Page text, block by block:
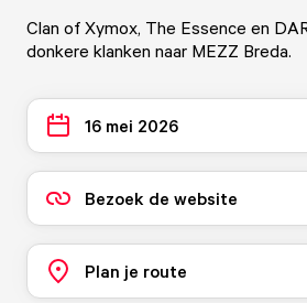
Clan of Xymox, The Essence en
donkere klanken naar MEZZ Breda.
16 mei 2026
Bezoek de website
Plan je route